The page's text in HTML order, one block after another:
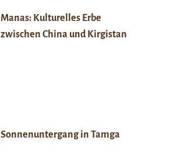
Manas: Kulturelles Erbe
zwischen China und Kirgistan
Sonnenuntergang in Tamga